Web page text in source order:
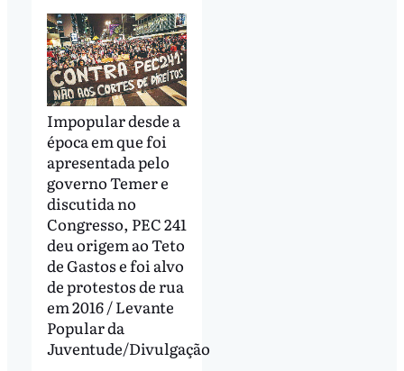
Impopular desde a
época em que foi
apresentada pelo
governo Temer e
discutida no
Congresso, PEC 241
deu origem ao Teto
de Gastos e foi alvo
de protestos de rua
em 2016 / Levante
Popular da
Juventude/Divulgação